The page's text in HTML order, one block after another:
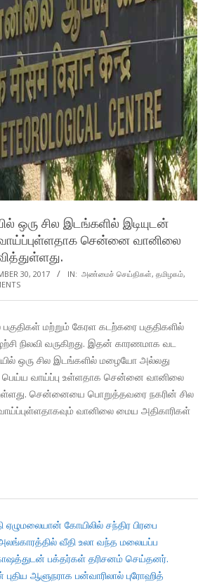
ஒரு சில இடங்களில் இடியுடன்
சென்னை வானிலை
30, 2017 IN: அண்மைச் செய்திகள், தமிழகம்,
மற்றும் கேரள கடற்கரை பகுதிகளில்
நிலவி வருகிறது. இதன் காரணமாக வட
ஒரு சில இடங்களில் மழையோ அல்லது
பெய்ய வாய்ப்பு உள்ளதாக சென்னை வானிலை
சென்னையை பொறுத்தவரை நகரின் சில
வானிலை மைய அதிகாரிகள்
ஏழுமலையான் கோயிலில் சந்திர பிரபை
வீதி உலா வந்த மலையப்ப
பக்தர்கள் தரிசனம் செய்தனர்.
ஆளுநராக பன்வாரிலால் புரோஹித்